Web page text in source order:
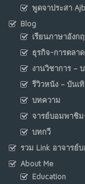
พูดจาประสา
Blog
เรียนภาษาอังก
ธุรกิจ-การตลาด
งานวิชาการ –
รีวิวหนัง – บันเ
บทความ
จารย์บอมพาชิม
บทกวี
รวม Link อาจารย์
About Me
Education